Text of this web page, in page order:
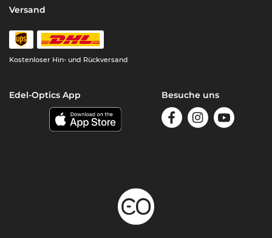
Versand
Kostenloser Hin- und Rückversand
Edel-Optics App Besuche uns